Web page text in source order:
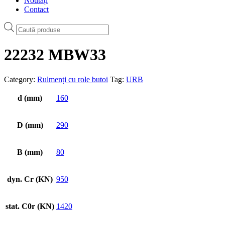
Contact
Products
search
22232 MBW33
Category: Rulmenți cu role butoi Tag: URB
d (mm) 160
D (mm) 290
B (mm) 80
dyn. Cr (KN) 950
stat. C0r (KN) 1420